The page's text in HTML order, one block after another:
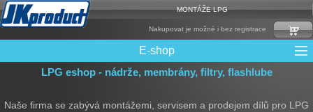
MONTÁŽE LPG
Nakupovat je možné i bez registrace
E-shop
CNG Nádrže
Elektronika + Emulátory
Filtry + Membrány
LPG Nádrže
Mixy + protizášlehové klapky
Multiventily + příslušenství
Ochrana Motoru
Přepínače
Rámy nádrží
Redukce plnění
Reduktory
Řídící jednotky + Testry
Sady + vstřikovače
Spojovací Materiál
Spotřební materiál
Trubky a Hadice
Ventily
LPG eshop - nádrže, membrány, filtry, flashlube
Naše firma se zabývá montážemi, servisem a prodejem dílů pro LPG